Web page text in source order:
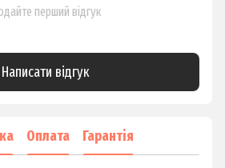
перший відгук
Написати відгук
Оплата Гарантія